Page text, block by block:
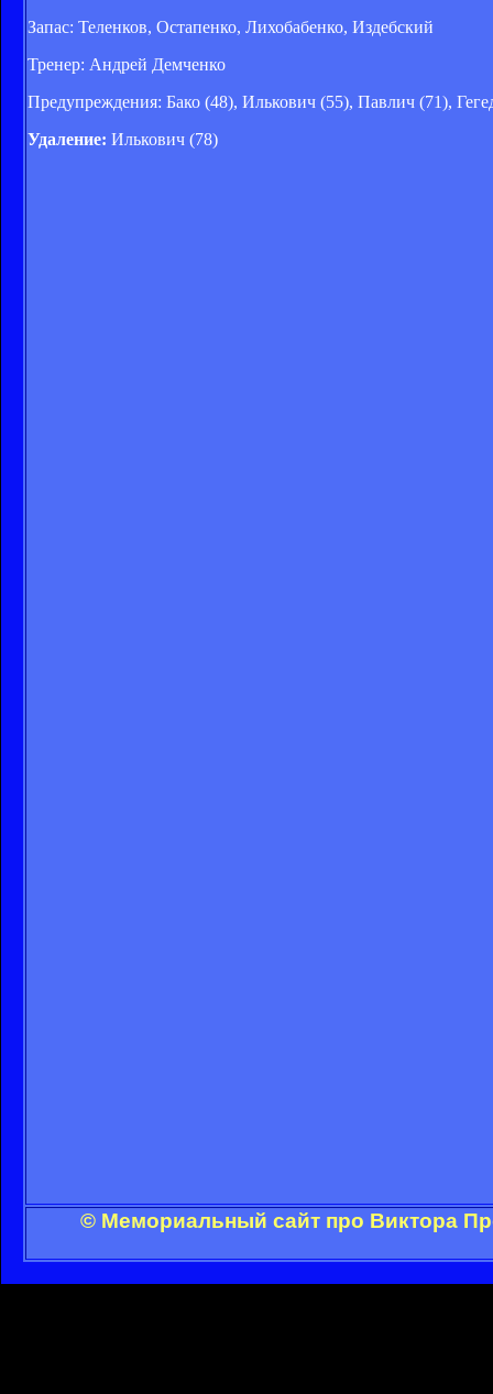
Запас: Теленков, Остапенко, Лихобабенко, Издебский
Тренер: Андрей Демченко
Предупреждения: Бако (48), Илькович (55), Павлич (71),
Удаление: Илькович (78)
© Мемориальный сайт про Виктора